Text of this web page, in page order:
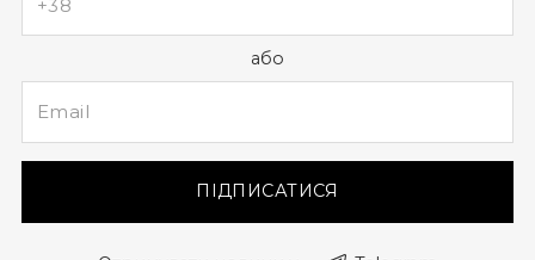
або
ПІДПИСАТИСЯ